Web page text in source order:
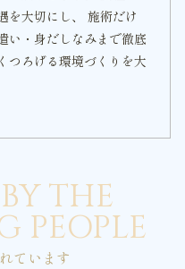
を大切にし、 施術だけ
い・身だしなみまで徹底
つろげる環境づくりを大
THE
PEOPLE
ています